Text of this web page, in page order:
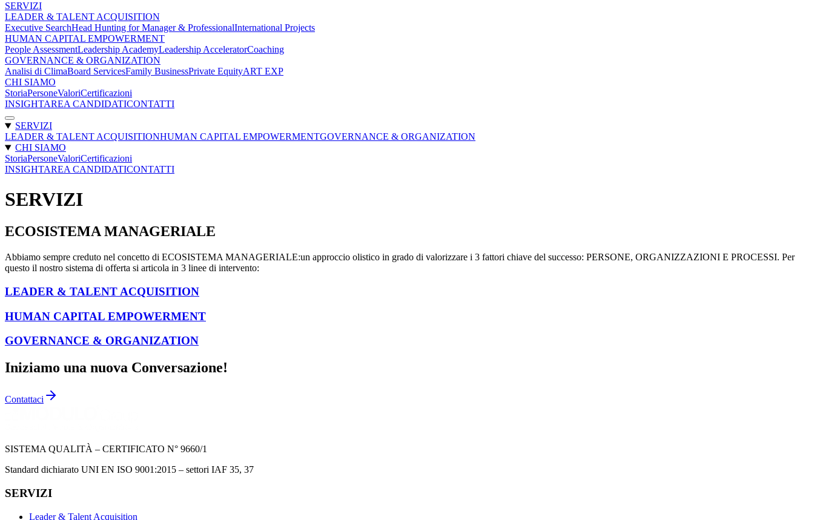
SERVIZI
LEADER & TALENT ACQUISITION
Executive SearchHead Hunting for Manager & ProfessionalInternational Projects
HUMAN CAPITAL EMPOWERMENT
People AssessmentLeadership AcademyLeadership AcceleratorCoaching
GOVERNANCE & ORGANIZATION
Analisi di ClimaBoard ServicesFamily BusinessPrivate EquityART EXP
CHI SIAMO
StoriaPersoneValoriCertificazioni
INSIGHTAREA CANDIDATICONTATTI
SERVIZI
LEADER & TALENT ACQUISITIONHUMAN CAPITAL EMPOWERMENTGOVERNANCE & ORGANIZATION
CHI SIAMO
StoriaPersoneValoriCertificazioni
INSIGHTAREA CANDIDATICONTATTI
SERVIZI
ECOSISTEMA MANAGERIALE
Abbiamo sempre creduto nel concetto di ECOSISTEMA MANAGERIALE:un approccio olistico in grado di valorizzare i 3 fattori chiave del successo: PERSONE, ORGANIZZAZIONI E PROCESSI. Per
questo il nostro sistema di offerta si articola in 3 linee di intervento:
LEADER & TALENT ACQUISITION
HUMAN CAPITAL EMPOWERMENT
GOVERNANCE & ORGANIZATION
Iniziamo una nuova Conversazione!
Contattaci
SISTEMA QUALITÀ – CERTIFICATO N° 9660/1
Standard dichiarato UNI EN ISO 9001:2015 – settori IAF 35, 37
SERVIZI
Leader & Talent Acquisition